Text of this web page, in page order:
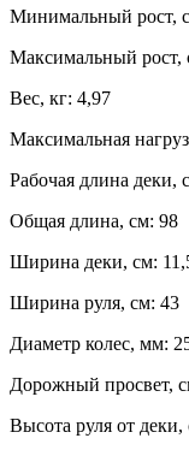
Минимальный рост,
Максимальный рост,
Вес, кг: 4,97
Максимальная
Рабочая длина деки,
Общая длина, см: 98
Ширина деки, см:
Ширина руля, см: 43
Диаметр колес, мм:
Дорожный просвет,
Высота руля от деки,